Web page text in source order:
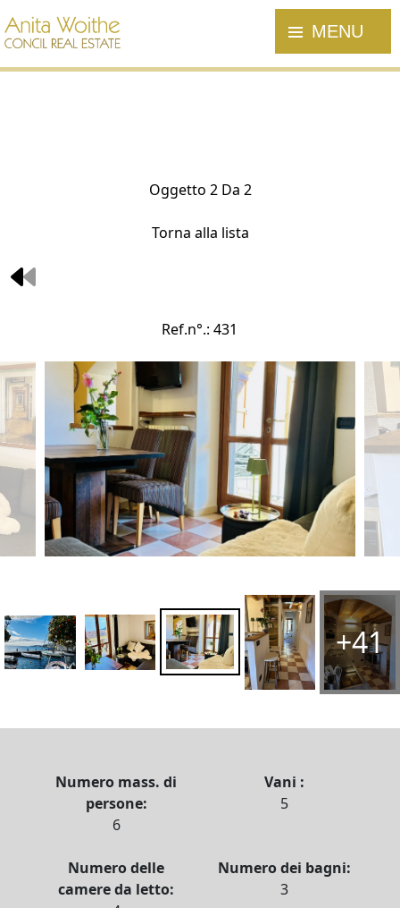
MENU
Oggetto 2 Da 2
Torna alla lista
Ref.n°.: 431
+41
Numero mass. di
persone:
6
Vani :
5
Numero delle
camere da letto:
Numero dei bagni:
3